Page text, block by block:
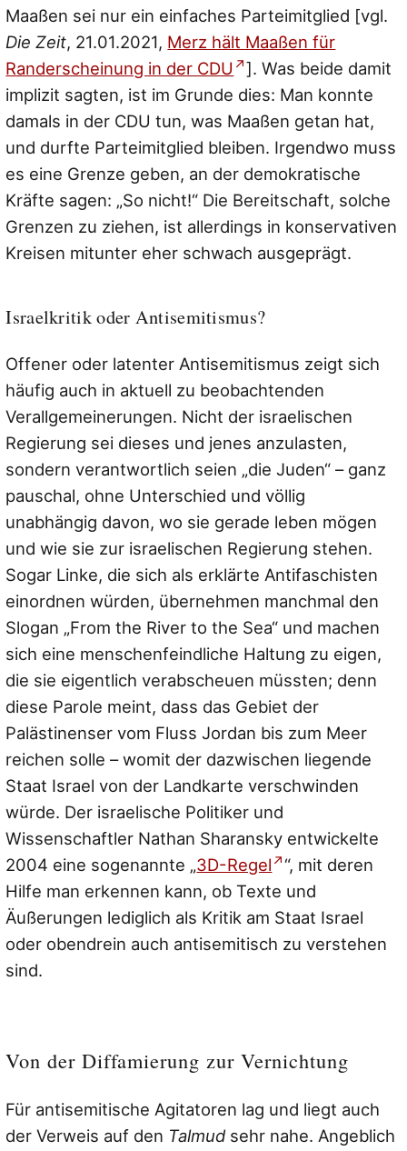
Maaßen sei nur ein einfaches Parteimitglied [vgl.
Die Zeit, 21.01.2021, Merz hält Maaßen für
Randerscheinung in der CDU
]. Was beide damit
implizit sagten, ist im Grunde dies: Man konnte
damals in der CDU tun, was Maaßen getan hat,
und durfte Parteimitglied bleiben. Irgendwo muss
es eine Grenze geben, an der demokratische
Kräfte sagen: „So nicht!“ Die Bereitschaft, solche
Grenzen zu ziehen, ist allerdings in konservativen
Kreisen mitunter eher schwach ausgeprägt.
Israelkritik oder Antisemitismus?
Offener oder latenter Antisemitismus zeigt sich
häufig auch in aktuell zu beobachtenden
Verallgemeinerungen. Nicht der israelischen
Regierung sei dieses und jenes anzulasten,
sondern verantwortlich seien „die Juden“ – ganz
pauschal, ohne Unterschied und völlig
unabhängig davon, wo sie gerade leben mögen
und wie sie zur israelischen Regierung stehen.
Sogar Linke, die sich als erklärte Antifaschisten
einordnen würden, übernehmen manchmal den
Slogan „From the River to the Sea“ und machen
sich eine menschenfeindliche Haltung zu eigen,
die sie eigentlich verabscheuen müssten; denn
diese Parole meint, dass das Gebiet der
Palästinenser vom Fluss Jordan bis zum Meer
reichen solle – womit der dazwischen liegende
Staat Israel von der Landkarte verschwinden
würde. Der israelische Politiker und
Wissenschaftler Nathan Sharansky entwickelte
2004 eine sogenannte „3D-Regel
“, mit deren
Hilfe man erkennen kann, ob Texte und
Äußerungen lediglich als Kritik am Staat Israel
oder obendrein auch antisemitisch zu verstehen
sind.
Von der Diffamierung zur Vernichtung
Für antisemitische Agitatoren lag und liegt auch
der Verweis auf den Talmud sehr nahe. Angeblich